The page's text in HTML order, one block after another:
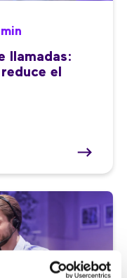
llamadas:
el